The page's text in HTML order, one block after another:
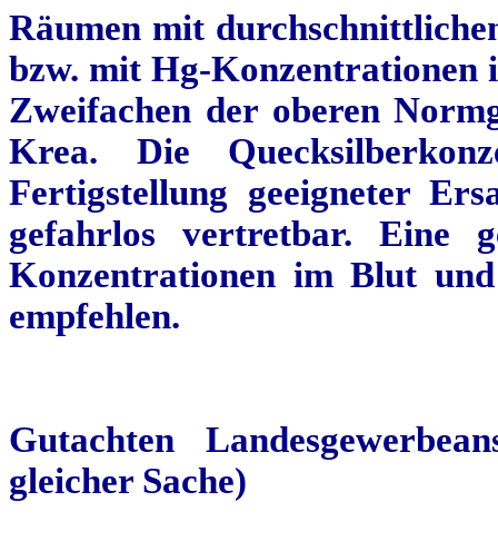
Räumen mit
bzw. mit Hg-Konzentrationen
Zweifachen der oberen
Krea. Die
Fertigstellung geeigneter
gefahrlos vertretbar. Eine
Konzentrationen im Blut
empfehlen.
Gutachten
gleicher Sache)